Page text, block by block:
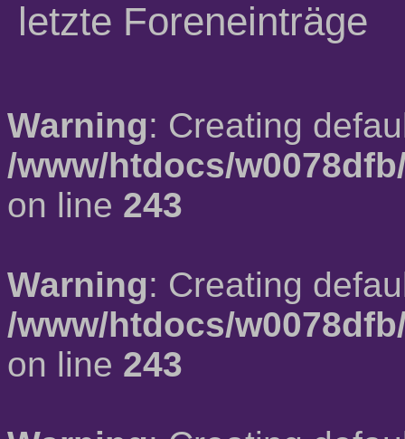
letzte Foreneinträge
Warning: Creating
/www/htdocs/
on line 243
Warning: Creating
/www/htdocs/
on line 243